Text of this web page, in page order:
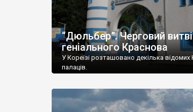
“Дюльбер”. Черговий
геніального Краснова
У Кореїзі розташовано декілька відомих
палаців.